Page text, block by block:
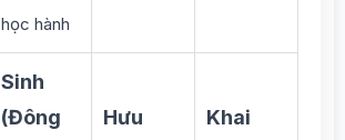
học hành
Sinh
(Đông
Hưu Khai